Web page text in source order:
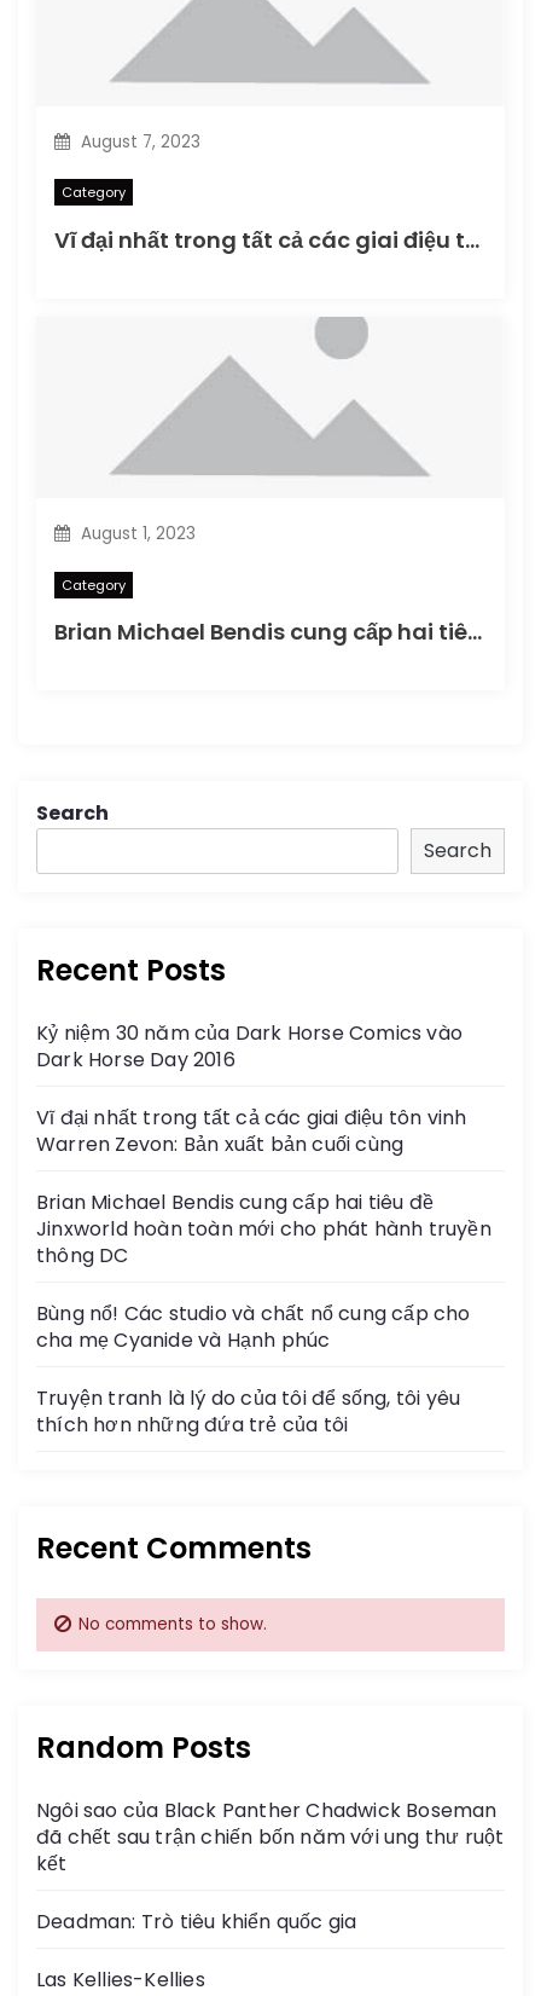
August 7, 2023
Category
Vĩ đại nhất trong tất cả các giai điệu tôn vinh Warren Zevon: Bản xuất bản cuối cùng
August 1, 2023
Category
Brian Michael Bendis cung cấp hai tiêu đề Jinxworld hoàn toàn mới cho phát hành truyền thông DC
Search
Search
Recent Posts
Kỷ niệm 30 năm của Dark Horse Comics vào
Dark Horse Day 2016
Vĩ đại nhất trong tất cả các giai điệu tôn vinh
Warren Zevon: Bản xuất bản cuối cùng
Brian Michael Bendis cung cấp hai tiêu đề
Jinxworld hoàn toàn mới cho phát hành truyền
thông DC
Bùng nổ! Các studio và chất nổ cung cấp cho
cha mẹ Cyanide và Hạnh phúc
Truyện tranh là lý do của tôi để sống, tôi yêu
thích hơn những đứa trẻ của tôi
Recent Comments
No comments to show.
Random Posts
Ngôi sao của Black Panther Chadwick Boseman
đã chết sau trận chiến bốn năm với ung thư ruột
kết
Deadman: Trò tiêu khiển quốc gia
Las Kellies-Kellies